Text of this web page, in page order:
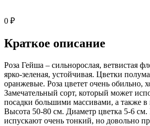
0 ₽
Краткое описание
Роза Гейша – сильнорослая, ветвистая
ярко-зеленая, устойчивая. Цветки
оранжевые. Роза цветет очень обильно,
Замечательный сорт, который может
посадки большими массивами, а также в
Высота 50-80 см. Диаметр цветка 5-6
испускают очень тонкий, но довольно